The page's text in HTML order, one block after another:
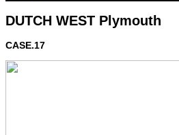
DUTCH WEST Plymouth
CASE.17